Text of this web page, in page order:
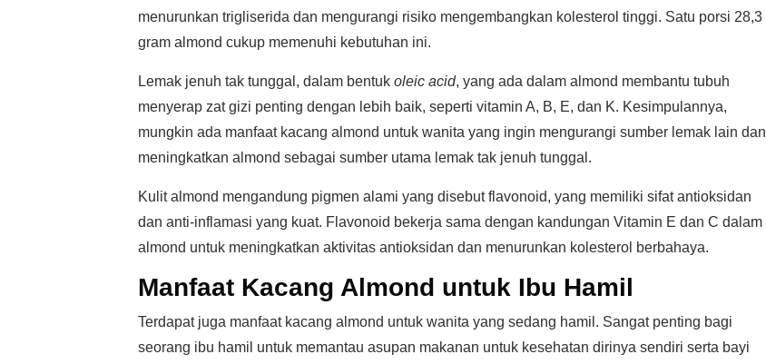
menurunkan trigliserida dan mengurangi risiko mengembangkan kolesterol tinggi. Satu porsi 28,3
gram almond cukup memenuhi kebutuhan ini.
Lemak jenuh tak tunggal, dalam bentuk oleic acid, yang ada dalam almond membantu tubuh
menyerap zat gizi penting dengan lebih baik, seperti vitamin A, B, E, dan K. Kesimpulannya,
mungkin ada manfaat kacang almond untuk wanita yang ingin mengurangi sumber lemak lain dan
meningkatkan almond sebagai sumber utama lemak tak jenuh tunggal.
Kulit almond mengandung pigmen alami yang disebut flavonoid, yang memiliki sifat antioksidan
dan anti-inflamasi yang kuat. Flavonoid bekerja sama dengan kandungan Vitamin E dan C dalam
almond untuk meningkatkan aktivitas antioksidan dan menurunkan kolesterol berbahaya.
Manfaat Kacang Almond untuk Ibu Hamil
Terdapat juga manfaat kacang almond untuk wanita yang sedang hamil. Sangat penting bagi
seorang ibu hamil untuk memantau asupan makanan untuk kesehatan dirinya sendiri serta bayi